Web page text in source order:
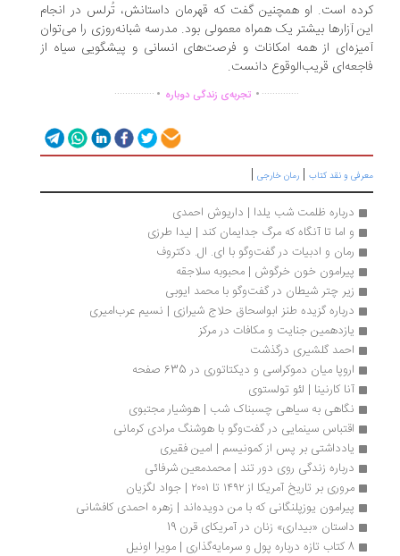
است. او همچنین گفت که قهرمان داستانش، تُرلس در انجام
آزارها بیشتر یک همراه معمولی بود. مدرسه شبانه‌روزی را می‌توان
از همه امکانات و فرصت‌های انسانی و پیشگویی سیاه از
قریب‌الوقوع دانست.
............... .تجربه‌ی زندگی دوباره ...............
و نقد کتاب|رمان خارجی|
درباره ظلمت شب یلدا | داریوش احمدی
و اما تا آنگاه که مرگ جدایمان کند | لیدا طرزی
رمان و ادبیات در گفت‌وگو با ای. ال. دکتروف
پیرامون خون خرگوش | محبوبه سلاجقه
زیر چتر شیطان در گفت‌وگو با محمد ایوبی
درباره گزیده طنز ابواسحاق حلاج شیرازی | نسیم عرب‌امیری
یازدهمین جنایت و مکافات در مرکز
احمد گلشیری درگذشت
اروپا میان دموکراسی و دیکتاتوری در 635 صفحه
آنا کارنینا | لئو تولستوی
نگاهی به سیاهی چسبناک شب | هوشیار مجتبوی
اقتباس سینمایی در گفت‌و‌گو با هوشنگ مرادی کرمانی
یادداشتی بر پس از کمونیسم | امین فقیری
درباره زندگی روی دور تند | محمد‌معین شرفائی
مروری بر تاریخ آمریکا از ۱۴۹۲ تا ۲۰۰۱ | جواد لگزیان
پیرامون یوزپلنگانی که با من دویده‌اند | زهره احمدی کافشانی
داستان «بیداری» زنان در آمریکای قرن 19